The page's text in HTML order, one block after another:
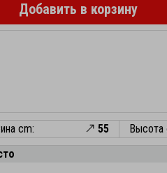
Добавить в корзину
cm: 55 Высота